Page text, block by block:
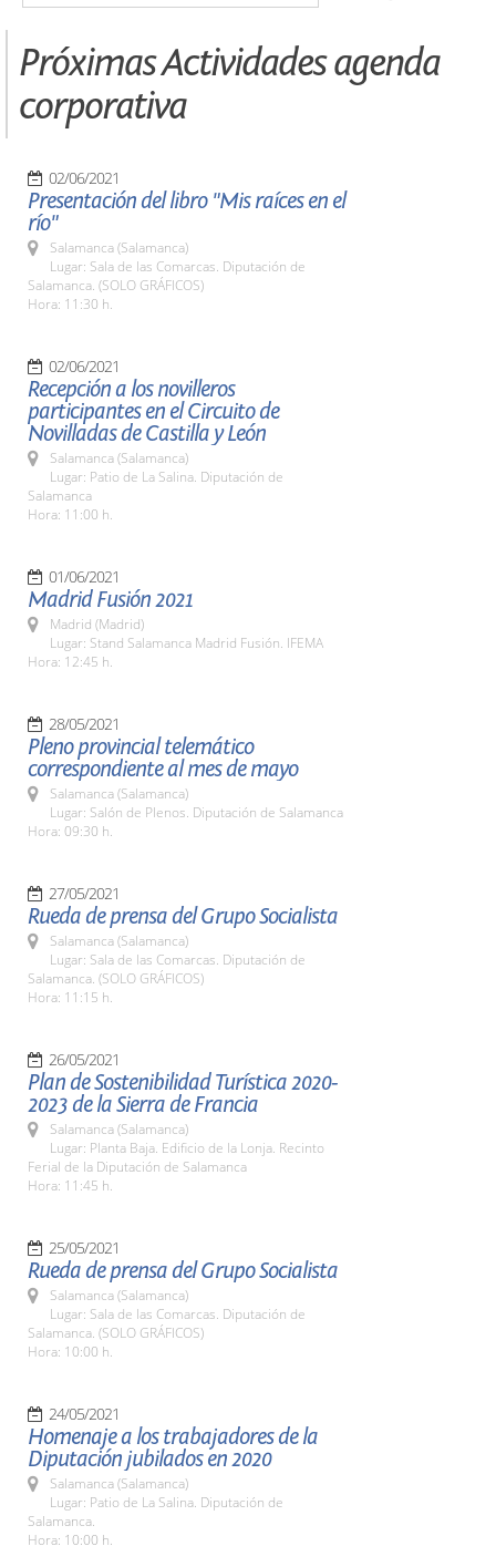
Próximas Actividades agenda
corporativa
02/06/2021
Presentación del libro "Mis raíces en el
río"
Salamanca (Salamanca)
Lugar: Sala de las Comarcas. Diputación de
Salamanca. (SOLO GRÁFICOS)
Hora: 11:30 h.
02/06/2021
Recepción a los novilleros
participantes en el Circuito de
Novilladas de Castilla y León
Salamanca (Salamanca)
Lugar: Patio de La Salina. Diputación de
Salamanca
Hora: 11:00 h.
01/06/2021
Madrid Fusión 2021
Madrid (Madrid)
Lugar: Stand Salamanca Madrid Fusión. IFEMA
Hora: 12:45 h.
28/05/2021
Pleno provincial telemático
correspondiente al mes de mayo
Salamanca (Salamanca)
Lugar: Salón de Plenos. Diputación de Salamanca
Hora: 09:30 h.
27/05/2021
Rueda de prensa del Grupo Socialista
Salamanca (Salamanca)
Lugar: Sala de las Comarcas. Diputación de
Salamanca. (SOLO GRÁFICOS)
Hora: 11:15 h.
26/05/2021
Plan de Sostenibilidad Turística 2020-
2023 de la Sierra de Francia
Salamanca (Salamanca)
Lugar: Planta Baja. Edificio de la Lonja. Recinto
Ferial de la Diputación de Salamanca
Hora: 11:45 h.
25/05/2021
Rueda de prensa del Grupo Socialista
Salamanca (Salamanca)
Lugar: Sala de las Comarcas. Diputación de
Salamanca. (SOLO GRÁFICOS)
Hora: 10:00 h.
24/05/2021
Homenaje a los trabajadores de la
Diputación jubilados en 2020
Salamanca (Salamanca)
Lugar: Patio de La Salina. Diputación de
Salamanca.
Hora: 10:00 h.